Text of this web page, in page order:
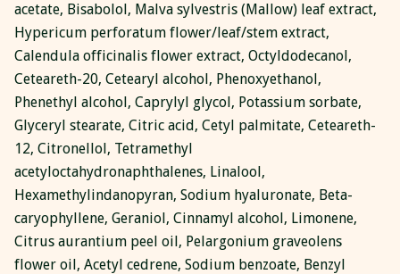
acetate, Bisabolol, Malva sylvestris (Mallow) leaf extract,
Hypericum perforatum flower/leaf/stem extract,
Calendula officinalis flower extract, Octyldodecanol,
Ceteareth-20, Cetearyl alcohol, Phenoxyethanol,
Phenethyl alcohol, Caprylyl glycol, Potassium sorbate,
Glyceryl stearate, Citric acid, Cetyl palmitate, Ceteareth-
12, Citronellol, Tetramethyl
acetyloctahydronaphthalenes, Linalool,
Hexamethylindanopyran, Sodium hyaluronate, Beta-
caryophyllene, Geraniol, Cinnamyl alcohol, Limonene,
Citrus aurantium peel oil, Pelargonium graveolens
flower oil, Acetyl cedrene, Sodium benzoate, Benzyl